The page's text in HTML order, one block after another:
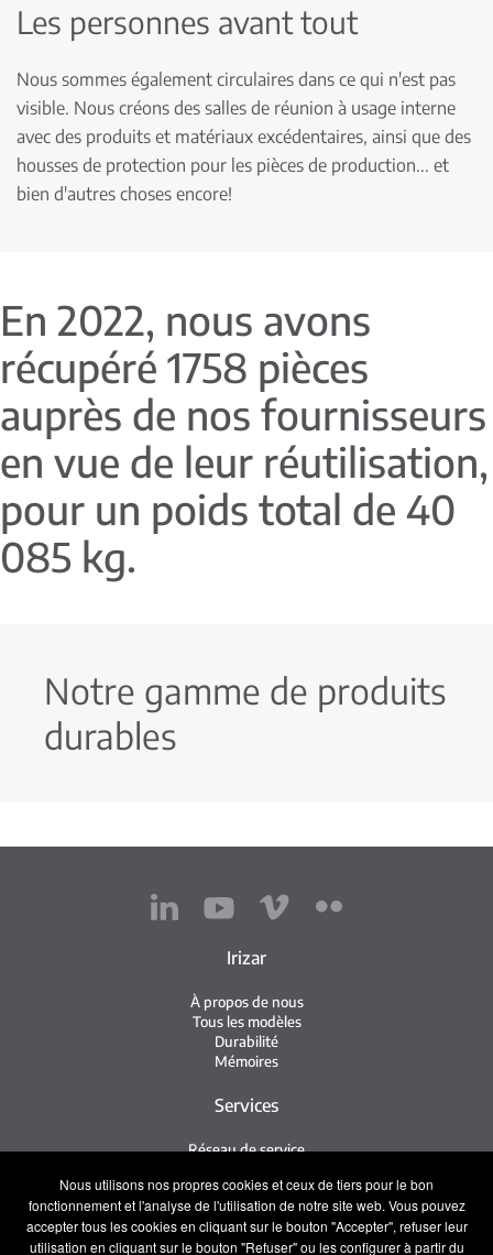
Nous utilisons nos propres cookies et ceux de tiers pour le bon
fonctionnement et l'analyse de l'utilisation de notre site web. Vous pouvez
accepter tous les cookies en cliquant sur le bouton "Accepter", refuser leur
utilisation en cliquant sur le bouton "Refuser" ou les configurer à partir du
Les personnes avant tout
Nous sommes également circulaires dans ce qui n'est pas
visible. Nous créons des salles de réunion à usage interne
avec des produits et matériaux excédentaires, ainsi que des
housses de protection pour les pièces de production... et
bien d'autres choses encore!
En 2022, nous avons
récupéré 1758 pièces
auprès de nos fournisseurs
en vue de leur réutilisation,
pour un poids total de 40
085 kg.
Notre gamme de produits
durables
Irizar
À propos de nous
Tous les modèles
Durabilité
Mémoires
Services
Réseau de service
iService
Usés